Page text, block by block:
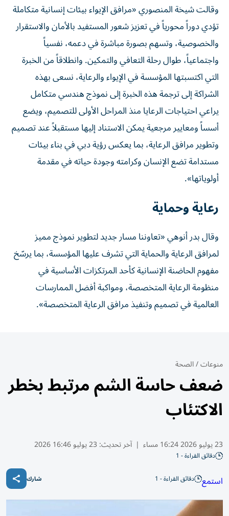
وقالت شيخة المنصوري «مرافق الإيواء بيئات إنسانية متكاملة
تؤدي دوراً محورياً في تعزيز شعور المستفيد بالأمان والاستقرار
والخصوصية، وتسهم بصورة مباشرة في دعمه، نفسياً
واجتماعياً، طوال رحلة التعافي والتمكين. وانطلاقاً من الخبرة
التي اكتسبتها المؤسسة في الإيواء والرعاية، نسعى بهذه
الشراكة إلى ترجمة هذه الخبرة إلى نموذج هندسي متكامل
يراعي احتياجات الرعايا منذ المراحل الأولى للتصميم، ويضع
أسساً ومعايير مرجعية يمكن الاستناد إليها مستقبلاً عند تصميم
وتطوير مرافق الرعاية، بما يعكس رؤية دبي في بناء بيئات
مستدامة تضع الإنسان وكرامته وجودة حياته في مقدمة
أولوياتها».
رعاية وحماية
وقال بدر أنوهي «تعاوننا مسار جديد لتطوير نموذج مميز
لمرافق الرعاية والحماية التي تشرف عليها المؤسسة، بما يرسّخ
مفهوم الحاضنة الإنسانية كأحد المرتكزات الأساسية في
منظومة الرعاية المتخصصة، ومواكبة أفضل الممارسات
العالمية في تصميم وتنفيذ مرافق الرعاية المتخصصة».
منوعات/الصحة
ضعف حاسة الشم مرتبط بخطر
الاكتئاب
23 يوليو 2026 16:24 مساء | آخر تحديث: 23 يوليو 16:46 2026
دقائق القراءة - 1
استمع دقائق القراءة - 1 شارك